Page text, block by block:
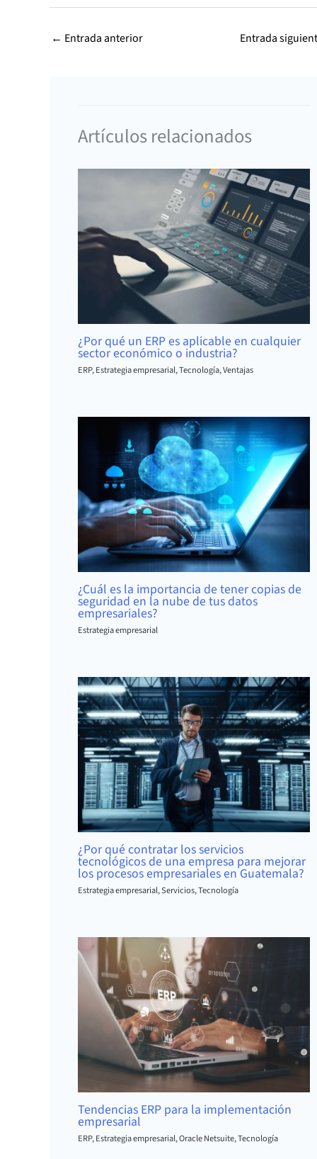
← Entrada anterior Entrada
Artículos relacionados
¿Por qué un ERP es aplicable en cualquier
sector económico o industria?
ERP,Estrategia empresarial,Tecnología,Ventajas
¿Cuál es la importancia de tener copias de
seguridad en la nube de tus datos
empresariales?
Estrategia empresarial
¿Por qué contratar los servicios
tecnológicos de una empresa para mejorar
los procesos empresariales en Guatemala?
Estrategia empresarial,Servicios,Tecnología
Tendencias ERP para la implementación
empresarial
ERP,Estrategia empresarial,Oracle Netsuite,Tecnología